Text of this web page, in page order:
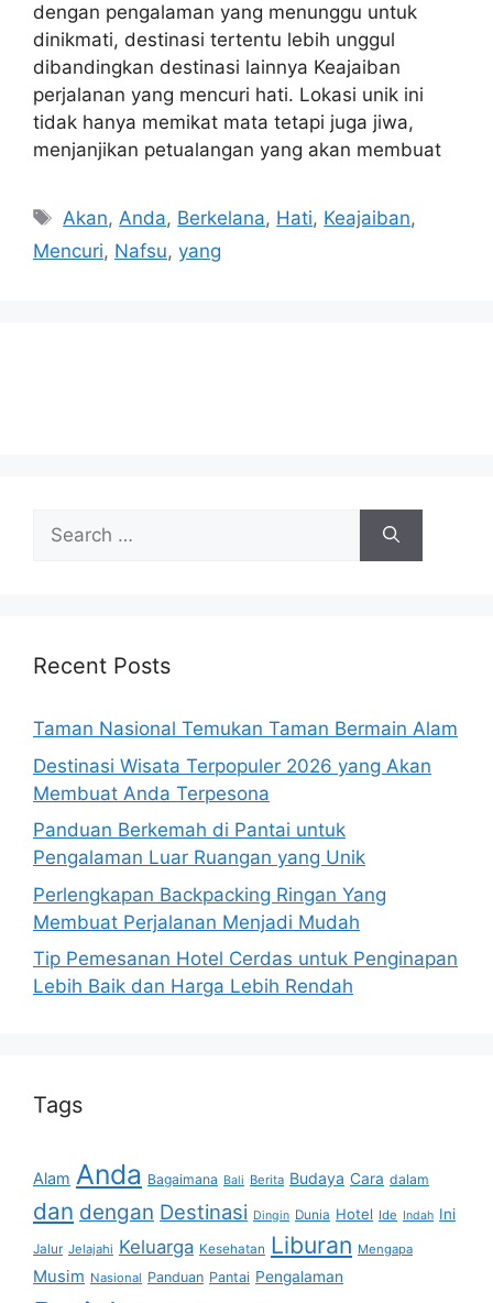
dengan pengalaman yang menunggu untuk
dinikmati, destinasi tertentu lebih unggul
dibandingkan destinasi lainnya Keajaiban
perjalanan yang mencuri hati. Lokasi unik ini
tidak hanya memikat mata tetapi juga jiwa,
menjanjikan petualangan yang akan membuat
Tags
Akan,Anda, Berkelana, Hati, Keajaiban,
Mencuri, Nafsu, yang
Search
for:
Recent Posts
Taman Nasional Temukan Taman Bermain Alam
Destinasi Wisata Terpopuler 2026 yang Akan
Membuat Anda Terpesona
Panduan Berkemah di Pantai untuk
Pengalaman Luar Ruangan yang Unik
Perlengkapan Backpacking Ringan Yang
Membuat Perjalanan Menjadi Mudah
Tip Pemesanan Hotel Cerdas untuk Penginapan
Lebih Baik dan Harga Lebih Rendah
Tags
Alam Anda Bagaimana Bali Berita Budaya Cara dalam
dan dengan Destinasi Dingin Dunia Hotel Ide Indah Ini
Jalur Jelajahi Keluarga Kesehatan Liburan Mengapa
Musim Nasional Panduan Pantai Pengalaman